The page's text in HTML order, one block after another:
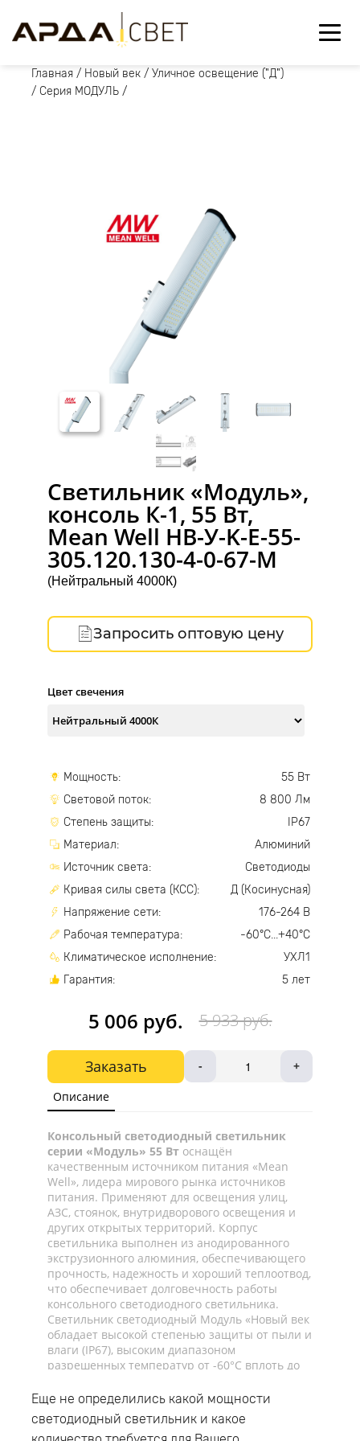
Главная / Новый век / Уличное освещение ("Д")
/ Серия МОДУЛЬ /
Светильник «Модуль»,
консоль К-1, 55 Вт,
Mean Well НВ-У-K-Е-55-
305.120.130-4-0-67-M
(Нейтральный 4000К)
5 006 руб. 5 933 руб.
Заказать - +
Запросить оптовую цену
Цвет свечения
Мощность:
55 Вт
Световой поток:
8 800 Лм
Степень защиты:
IP67
Материал:
Алюминий
Источник света:
Светодиоды
Кривая силы света (КСС):
Д (Косинусная)
Напряжение сети:
176-264 В
Рабочая температура:
-60°С...+40°С
Климатическое исполнение:
УХЛ1
Гарантия:
5 лет
Описание
Консольный светодиодный светильник
серии «Модуль» 55 Вт оснащён
качественным источником питания «Mean
Well», лидера мирового рынка источников
питания. Применяют для освещения улиц,
АЗС, стоянок, внутридворового освещения и
других открытых территорий. Корпус
светильника выполнен из анодированного
экструзионного алюминия, обеспечивающего
прочность, надежность и хороший теплоотвод,
что обеспечивает долговечность работы
консольного светодиодного светильника.
Светильник светодиодный Модуль «Новый век
обладает высокой степенью защиты от пыли и
влаги (IP67), высоким диапазоном
разрешенных температур от -60°C вплоть до
Модуль, консоль К-1, 55 Вт, Mean Well как для
наружного, так и для внутреннего освещения.
Светодиодный уличный светильник имеет
Еще не определились какой мощности
светодиодный светильник и какое